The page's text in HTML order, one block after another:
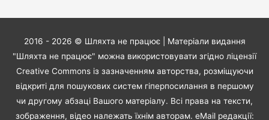
2016 - 2026 © Шляхта не працює| Матеріали видання
"Шляхта не працює" можна використовувати згідно ліцензії
Creative Commons із зазначенням авторства, розміщуючи
відкриті для пошукових систем гіперпосилання в першому
чи другому абзаці Вашого матеріалу. Всі права на тексти,
зображення, відео належать їхнім авторам. eMail редакції: